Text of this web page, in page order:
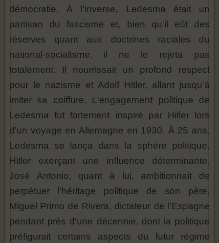
démocratie. À l'inverse, Ledesma était un
partisan du fascisme et, bien qu'il eût des
réserves quant aux doctrines raciales du
national-socialisme, il ne le rejeta pas
totalement. Il nourrissait un profond respect
pour le nazisme et Adolf Hitler, allant jusqu'à
imiter sa coiffure. L'engagement politique de
Ledesma fut fortement inspiré par Hitler lors
d'un voyage en Allemagne en 1930. À 25 ans,
Ledesma se lança dans la sphère politique,
Hitler exerçant une influence déterminante.
José Antonio, quant à lui, ambitionnait de
perpétuer l'héritage politique de son père,
Miguel Primo de Rivera, dictateur de l'Espagne
pendant près d'une décennie, dont la politique
préfigurait certains aspects du futur régime